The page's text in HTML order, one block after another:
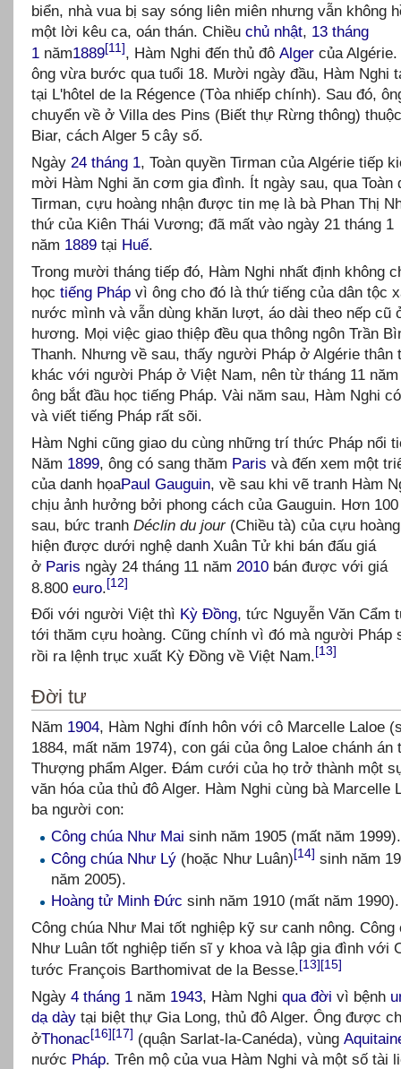
biển, nhà vua bị say sóng liên miên nhưng vẫn không
một lời kêu ca, oán thán. Chiều chủ nhật, 13 tháng
1 năm1889[11], Hàm Nghi đến thủ đô Alger của
ông vừa bước qua tuổi 18. Mười ngày đầu, Hàm Nghi
tại L'hôtel de la Régence (Tòa nhiếp chính). Sau đó,
chuyển về ở Villa des Pins (Biết thự Rừng thông)
Biar, cách Alger 5 cây số.
Ngày 24 tháng 1, Toàn quyền Tirman của Algérie tiếp
mời Hàm Nghi ăn cơm gia đình. Ít ngày sau, qua Toàn
Tirman, cựu hoàng nhận được tin mẹ là bà Phan Thị
thứ của Kiên Thái Vương; đã mất vào ngày 21 tháng 1
năm 1889 tại Huế.
Trong mười tháng tiếp đó, Hàm Nghi nhất định không
học tiếng Pháp vì ông cho đó là thứ tiếng của dân tộc
nước mình và vẫn dùng khăn lượt, áo dài theo nếp cũ
hương. Mọi việc giao thiệp đều qua thông ngôn Trần
Thanh. Nhưng về sau, thấy người Pháp ở Algérie thân
khác với người Pháp ở Việt Nam, nên từ tháng 11 năm
ông bắt đầu học tiếng Pháp. Vài năm sau, Hàm Nghi
và viết tiếng Pháp rất sõi.
Hàm Nghi cũng giao du cùng những trí thức Pháp nổi
Năm 1899, ông có sang thăm Paris và đến xem một
của danh họaPaul Gauguin, về sau khi vẽ tranh Hàm
chịu ảnh hưởng bởi phong cách của Gauguin. Hơn
sau, bức tranh Déclin du jour(Chiều tà) của cựu
hiện được dưới nghệ danh Xuân Tử khi bán đấu giá
ở Paris ngày 24 tháng 11 năm 2010 bán được với giá
8.800 euro.[12]
Đối với người Việt thì Kỳ Đồng, tức Nguyễn Văn Cẩm
tới thăm cựu hoàng. Cũng chính vì đó mà người Pháp
rồi ra lệnh trục xuất Kỳ Đồng về Việt Nam.[13]
Đời tư
Năm 1904, Hàm Nghi đính hôn với cô Marcelle Laloe
1884, mất năm 1974), con gái của ông Laloe chánh án
Thượng phẩm Alger. Đám cưới của họ trở thành một
văn hóa của thủ đô Alger. Hàm Nghi cùng bà Marcelle
ba người con:
Công chúa Như Mai sinh năm 1905 (mất năm 1999).
Công chúa Như Lý (hoặc Như Luân)[14] sinh năm
năm 2005).
Hoàng tử Minh Đức sinh năm 1910 (mất năm 1990).
Công chúa Như Mai tốt nghiệp kỹ sư canh nông. Công
Như Luân tốt nghiệp tiến sĩ y khoa và lập gia đình với
tước François Barthomivat de la Besse.[13][15]
Ngày 4 tháng 1 năm 1943, Hàm Nghi qua đời vì bệnh
dạ dày tại biệt thự Gia Long, thủ đô Alger. Ông được
ởThonac[16][17] (quận Sarlat-la-Canéda), vùng
nước Pháp. Trên mộ của vua Hàm Nghi và một số tài